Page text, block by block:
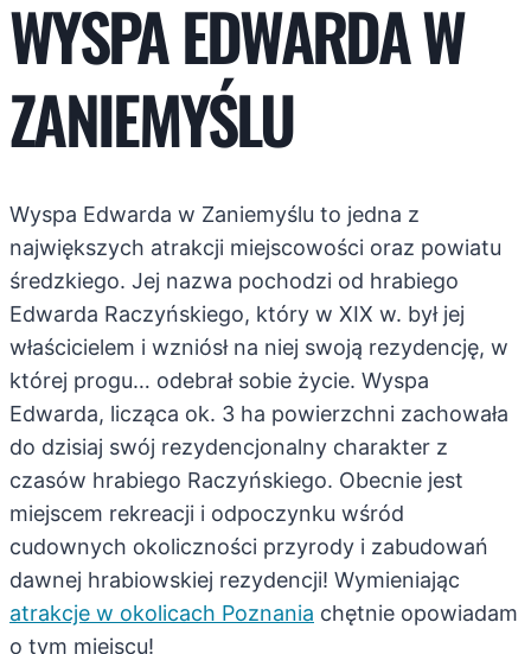
WYSPA EDWARDA W
ZANIEMYŚLU
Wyspa Edwarda w Zaniemyślu to jedna z
największych atrakcji miejscowości oraz powiatu
średzkiego. Jej nazwa pochodzi od hrabiego
Edwarda Raczyńskiego, który w XIX w. był jej
właścicielem i wzniósł na niej swoją rezydencję, w
której progu… odebrał sobie życie. Wyspa
Edwarda, licząca ok. 3 ha powierzchni zachowała
do dzisiaj swój rezydencjonalny charakter z
czasów hrabiego Raczyńskiego. Obecnie jest
miejscem rekreacji i odpoczynku wśród
cudownych okoliczności przyrody i zabudowań
dawnej hrabiowskiej rezydencji! Wymieniając
atrakcje w okolicach Poznania chętnie opowiadam
o tym miejscu!